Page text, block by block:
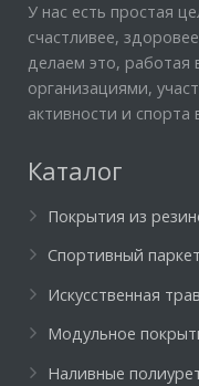
У нас есть простая
счастливее,
делаем это, работая
организациями,
активности и спорта
Каталог
Покрытия из
Спортивный паркет
Искусственная
Модульное
Наливные